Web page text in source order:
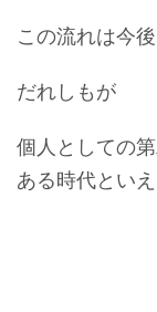
この流れは今
だれしもが
個人としての
ある時代といえ